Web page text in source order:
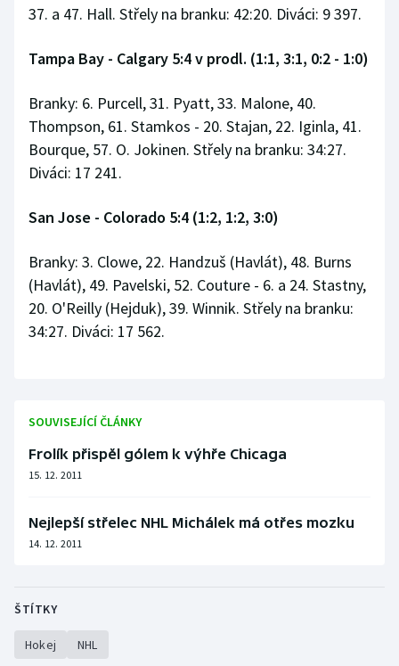
37. a 47. Hall. Střely na branku: 42:20. Diváci: 9 397.
Tampa Bay - Calgary 5:4 v prodl. (1:1, 3:1, 0:2 - 1:0)
Branky: 6. Purcell, 31. Pyatt, 33. Malone, 40.
Thompson, 61. Stamkos - 20. Stajan, 22. Iginla, 41.
Bourque, 57. O. Jokinen. Střely na branku: 34:27.
Diváci: 17 241.
San Jose - Colorado 5:4 (1:2, 1:2, 3:0)
Branky: 3. Clowe, 22. Handzuš (Havlát), 48. Burns
(Havlát), 49. Pavelski, 52. Couture - 6. a 24. Stastny,
20. O'Reilly (Hejduk), 39. Winnik. Střely na branku:
34:27. Diváci: 17 562.
SOUVISEJÍCÍ ČLÁNKY
Frolík přispěl gólem k výhře Chicaga
15. 12. 2011
Nejlepší střelec NHL Michálek má otřes mozku
14. 12. 2011
ŠTÍTKY
Hokej NHL